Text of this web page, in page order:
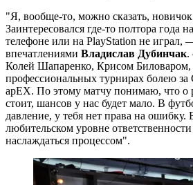
"Я, вообще-то, можно сказать, новичок
Заинтересовался где-то полтора года
телефоне или на PlayStation не играл,
впечатлениями Владислав Дубинчак.
Колей Шапаренко, Крисом
профессиональных турнирах болею
apEX. По этому матчу понимаю, что о
стоит, шансов у нас будет мало. В
давление, у тебя нет права на
любительском уровне
наслаждаться процессом".